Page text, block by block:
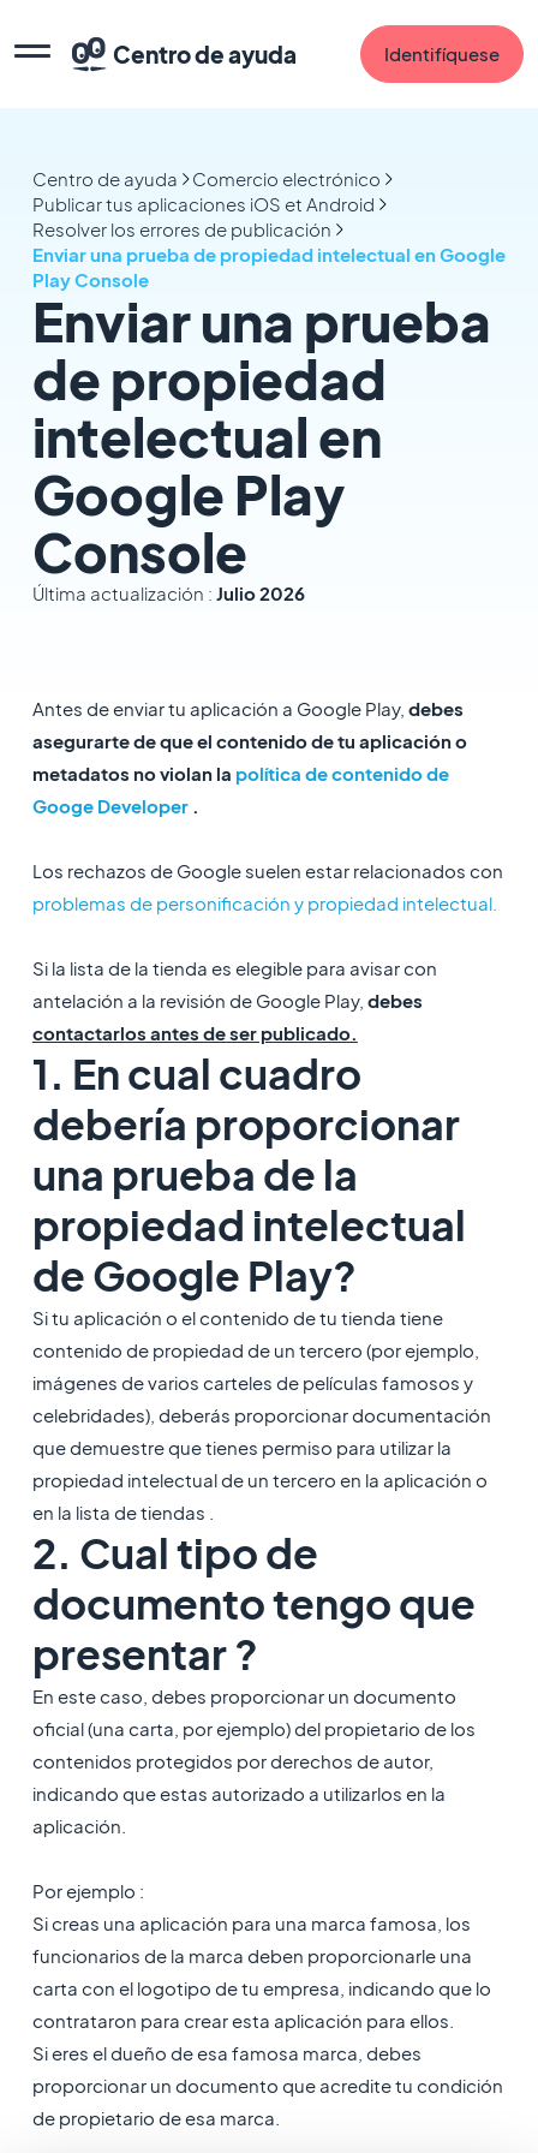
Centro de ayuda Identifíquese
Centro de ayuda
Comercio electrónico
Publicar tus aplicaciones iOS et Android
Resolver los errores de publicación
Enviar una prueba de propiedad intelectual en Google
Play Console
Enviar una prueba
de propiedad
intelectual en
Google Play
Console
Última actualización : Julio 2026
Antes de enviar tu aplicación a Google Play, debes
asegurarte de que el contenido de tu aplicación o
metadatos no violan la política de contenido de
Googe Developer.
Los rechazos de Google suelen estar relacionados con
problemas de personificación y propiedad intelectual.
Si la lista de la tienda es elegible para avisar con
antelación a la revisión de Google Play, debes
contactarlos antes de ser publicado.
1. En cual cuadro
debería proporcionar
una prueba de la
propiedad intelectual
de Google Play?
Si tu aplicación o el contenido de tu tienda tiene
contenido de propiedad de un tercero (por ejemplo,
imágenes de varios carteles de películas famosos y
celebridades), deberás proporcionar documentación
que demuestre que tienes permiso para utilizar la
propiedad intelectual de un tercero en la aplicación o
en la lista de tiendas .
2. Cual tipo de
documento tengo que
presentar ?
En este caso, debes proporcionar un documento
oficial (una carta, por ejemplo) del propietario de los
contenidos protegidos por derechos de autor,
indicando que estas autorizado a utilizarlos en la
aplicación.
Por ejemplo :
Si creas una aplicación para una marca famosa, los
funcionarios de la marca deben proporcionarle una
carta con el logotipo de tu empresa, indicando que lo
contrataron para crear esta aplicación para ellos.
Si eres el dueño de esa famosa marca, debes
proporcionar un documento que acredite tu condición
de propietario de esa marca.